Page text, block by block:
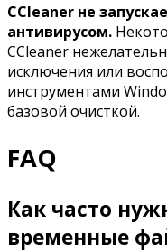
CCleaner не
антивирусом.
CCleaner
исключения или
инструментами
базовой очисткой.
FAQ
Как часто
временные